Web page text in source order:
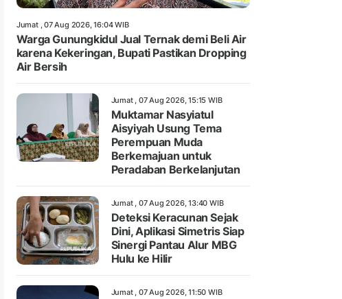
Jumat , 07 Aug 2026, 16:04 WIB
Warga Gunungkidul Jual Ternak demi Beli Air
karena Kekeringan, Bupati Pastikan Dropping
Air Bersih
Jumat , 07 Aug 2026, 15:15 WIB
Muktamar Nasyiatul
Aisyiyah Usung Tema
Perempuan Muda
Berkemajuan untuk
Peradaban Berkelanjutan
Jumat , 07 Aug 2026, 13:40 WIB
Deteksi Keracunan Sejak
Dini, Aplikasi Simetris Siap
Sinergi Pantau Alur MBG
Hulu ke Hilir
Jumat , 07 Aug 2026, 11:50 WIB